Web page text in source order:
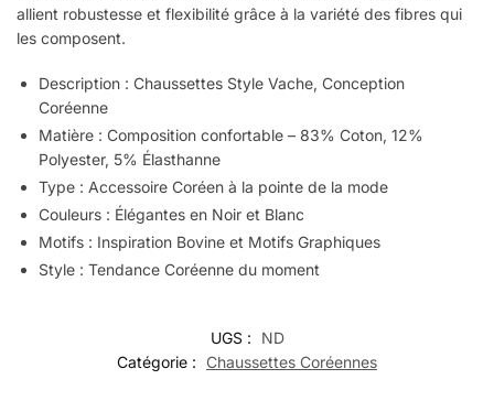
allient robustesse et flexibilité grâce à la variété des fibres qui
les composent.
Description : Chaussettes Style Vache, Conception
Coréenne
Matière : Composition confortable – 83% Coton, 12%
Polyester, 5% Élasthanne
Type : Accessoire Coréen à la pointe de la mode
Couleurs : Élégantes en Noir et Blanc
Motifs : Inspiration Bovine et Motifs Graphiques
Style : Tendance Coréenne du moment
UGS :
ND
Catégorie :
Chaussettes Coréennes